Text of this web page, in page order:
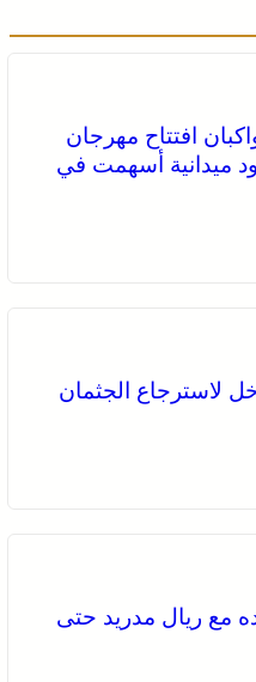
افتتاح مهرجان
ميدانية أسهمت في
لاسترجاع الجثمان
مع ريال مدريد حتى